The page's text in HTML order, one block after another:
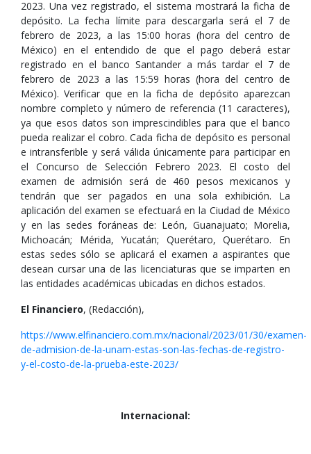
2023. Una vez registrado, el sistema mostrará la ficha de
depósito. La fecha límite para descargarla será el 7 de
febrero de 2023, a las 15:00 horas (hora del centro de
México) en el entendido de que el pago deberá estar
registrado en el banco Santander a más tardar el 7 de
febrero de 2023 a las 15:59 horas (hora del centro de
México). Verificar que en la ficha de depósito aparezcan
nombre completo y número de referencia (11 caracteres),
ya que esos datos son imprescindibles para que el banco
pueda realizar el cobro. Cada ficha de depósito es personal
e intransferible y será válida únicamente para participar en
el Concurso de Selección Febrero 2023. El costo del
examen de admisión será de 460 pesos mexicanos y
tendrán que ser pagados en una sola exhibición. La
aplicación del examen se efectuará en la Ciudad de México
y en las sedes foráneas de: León, Guanajuato; Morelia,
Michoacán; Mérida, Yucatán; Querétaro, Querétaro. En
estas sedes sólo se aplicará el examen a aspirantes que
desean cursar una de las licenciaturas que se imparten en
las entidades académicas ubicadas en dichos estados.
El Financiero, (Redacción),
https://www.elfinanciero.com.mx/nacional/2023/01/30/examen-
de-admision-de-la-unam-estas-son-las-fechas-de-registro-
y-el-costo-de-la-prueba-este-2023/
Internacional: